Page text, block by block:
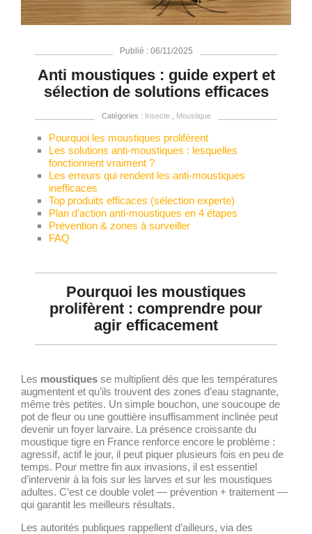
Publié : 06/11/2025
Anti moustiques : guide expert et
sélection de solutions efficaces
Catégories : Insecte, Moustique
Pourquoi les moustiques prolifèrent
Les solutions anti-moustiques : lesquelles
fonctionnent vraiment ?
Les erreurs qui rendent les anti-moustiques
inefficaces
Top produits efficaces (sélection experte)
Plan d’action anti-moustiques en 4 étapes
Prévention & zones à surveiller
FAQ
Pourquoi les moustiques
prolifèrent : comprendre pour
agir efficacement
Les moustiques se multiplient dès que les températures
augmentent et qu’ils trouvent des zones d’eau stagnante,
même très petites. Un simple bouchon, une soucoupe de
pot de fleur ou une gouttière insuffisamment inclinée peut
devenir un foyer larvaire. La présence croissante du
moustique tigre en France renforce encore le problème :
agressif, actif le jour, il peut piquer plusieurs fois en peu de
temps. Pour mettre fin aux invasions, il est essentiel
d’intervenir à la fois sur les larves et sur les moustiques
adultes. C’est ce double volet — prévention + traitement —
qui garantit les meilleurs résultats.
Les autorités publiques rappellent d’ailleurs, via des